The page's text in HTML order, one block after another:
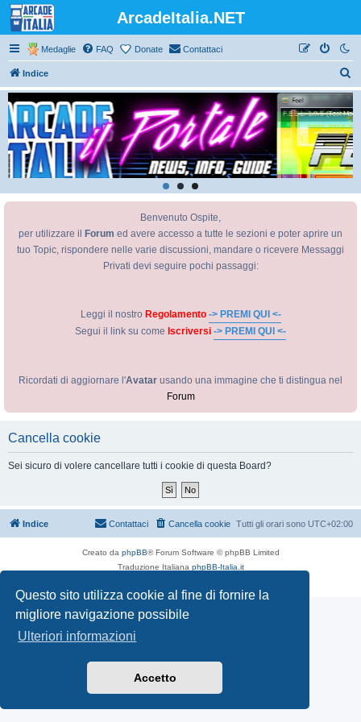
Questo sito utilizza cookie al fine di fornire la
migliore navigazione possibile
Ulteriori informazioni
Accetto
ArcadeItalia.NET
Medaglie FAQ Donate Contattaci
Indice
e
r
c
a
Benvenuto Ospite,
per utilizzare il
Forum ed avere accesso a tutte le sezioni e poter aprire un
tuo Topic, rispondere nelle varie discussioni, mandare o ricevere Messaggi
Privati devi seguire pochi passaggi:
Leggi il nostro Regolamento -> PREMI QUI <-
Segui il link su come Iscriversi -> PREMI QUI <-
Ricordati di aggiornare l'Avatar usando una immagine che ti distingua nel
Forum
Cancella cookie
Sei sicuro di volere cancellare tutti i cookie di questa Board?
Indice Tutti gli orari sono UTC+02:00
Cancella cookie
Contattaci
Creato da phpBB® Forum Software © phpBB Limited
Traduzione Italiana phpBB-Italia.it